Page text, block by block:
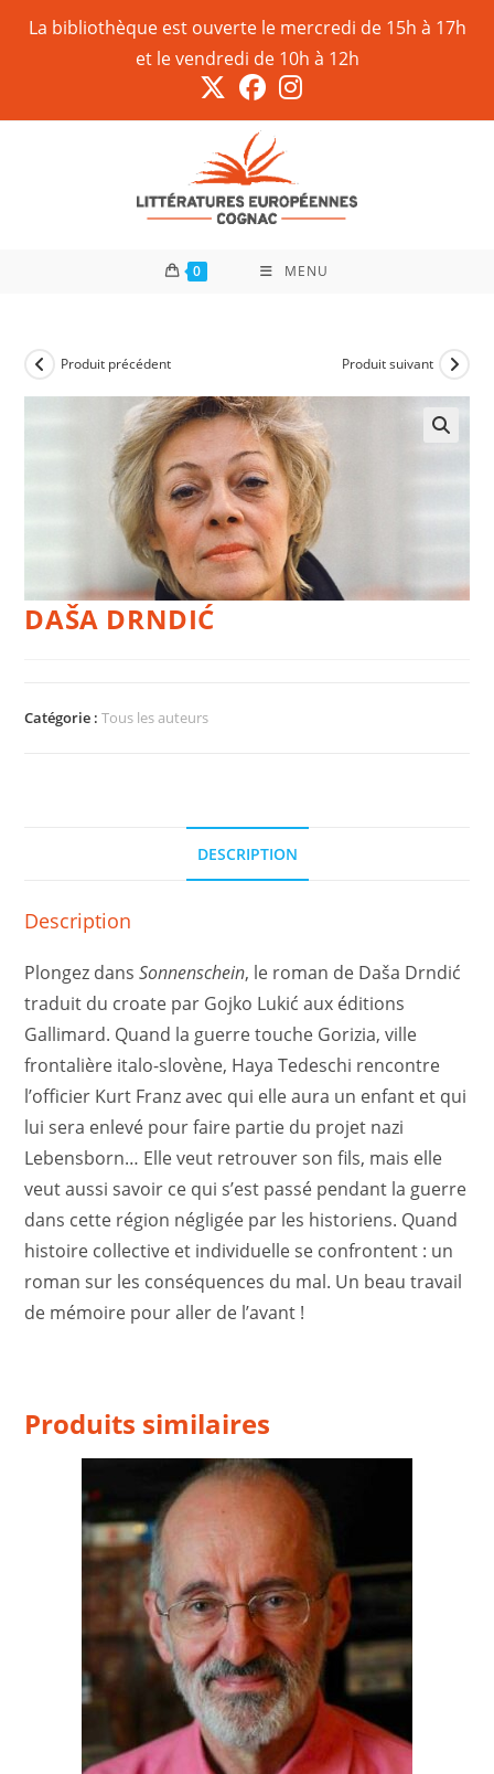
La bibliothèque est ouverte le mercredi de 15h à 17h
et le vendredi de 10h à 12h
0 MENU
Produit précédent Produit suivant
DAŠA DRNDIĆ
Catégorie :Tous les auteurs
DESCRIPTION
Description
Plongez dansSonnenschein, le roman de Daša Drndić
traduit du croate par Gojko Lukić aux éditions
Gallimard. Quand la guerre touche Gorizia, ville
frontalière italo-slovène, Haya Tedeschi rencontre
l’officier Kurt Franz avec qui elle aura un enfant et qui
lui sera enlevé pour faire partie du projet nazi
Lebensborn… Elle veut retrouver son fils, mais elle
veut aussi savoir ce qui s’est passé pendant la guerre
dans cette région négligée par les historiens. Quand
histoire collective et individuelle se confrontent : un
roman sur les conséquences du mal. Un beau travail
de mémoire pour aller de l’avant !
Produits similaires